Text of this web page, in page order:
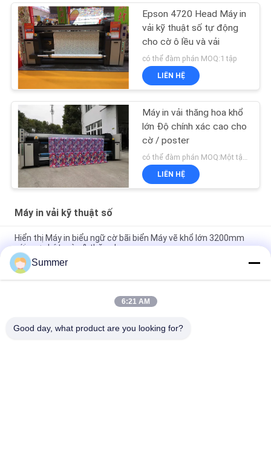
Epson 4720 Head Máy in
vải kỹ thuật số tự động
cho cờ ô lều và vải
có thể đàm phán MOQ:1 tập
LIÊN HỆ
Máy in vải thăng hoa khổ
lớn Độ chính xác cao cho
cờ / poster
LIÊN HỆ
Máy in vải kỹ thuật số
Hiển thị Máy in biểu ngữ cờ bãi biển Máy vẽ khổ lớn 3200mm
với mực bột màu & thăng hoa
Máy in vải Impresora Máy in vải / vải kỹ thuật số bán 4 hoặc 8
màu với mực Pigment & Sublimation
Hệ thống in dệt có định dạng rộng 4 & 8 màu chất lượng cao
Summer
6:21 AM
Good day, what product are you looking for?